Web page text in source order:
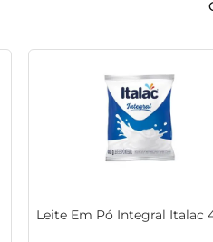
Leite Em Pó Integral Italac